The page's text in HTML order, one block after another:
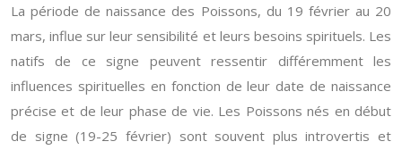
La période de naissance des Poissons, du 19 février au 20
mars, influe sur leur sensibilité et leurs besoins spirituels. Les
natifs de ce signe peuvent ressentir différemment les
influences spirituelles en fonction de leur date de naissance
précise et de leur phase de vie. Les Poissons nés en début
de signe (19-25 février) sont souvent plus introvertis et